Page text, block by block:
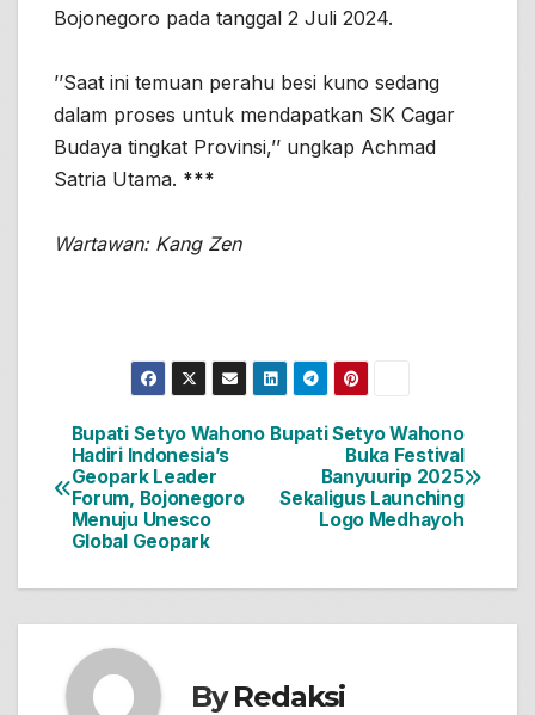
Bojonegoro pada tanggal 2 Juli 2024.
’’Saat ini temuan perahu besi kuno sedang
dalam proses untuk mendapatkan SK Cagar
Budaya tingkat Provinsi,’’ ungkap Achmad
Satria Utama. ***
Wartawan: Kang Zen
Navigasi
pos
Bupati Setyo Wahono
Buka Festival
Banyuurip 2025
Sekaligus Launching
Logo Medhayoh
Bupati Setyo Wahono
Hadiri Indonesia’s
Geopark Leader
Forum, Bojonegoro
Menuju Unesco
Global Geopark
ByRedaksi